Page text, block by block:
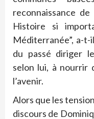
reconnaissance
Histoire si
Méditerranée”, a-t-
du passé diriger
selon lui, à nourrir
l’avenir.
Alors que les
discours de